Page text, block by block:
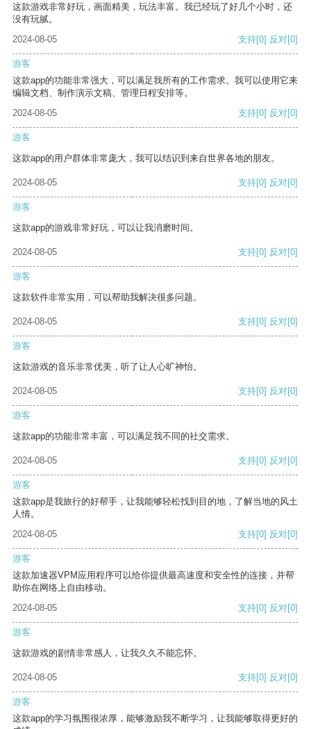
这款游戏非常好玩，画面精美，玩法丰富。我已经玩了好几个小时，还
没有玩腻。
2024-08-05
支持[0] 反对[0]
游客
这款app的功能非常强大，可以满足我所有的工作需求。我可以使用它来
编辑文档、制作演示文稿、管理日程安排等。
2024-08-05
支持[0] 反对[0]
游客
这款app的用户群体非常庞大，我可以结识到来自世界各地的朋友。
2024-08-05 支持[0] 反对[0]
游客
这款app的游戏非常好玩，可以让我消磨时间。
2024-08-05 支持[0] 反对[0]
游客
这款软件非常实用，可以帮助我解决很多问题。
2024-08-05 支持[0] 反对[0]
游客
这款游戏的音乐非常优美，听了让人心旷神怡。
2024-08-05 支持[0] 反对[0]
游客
这款app的功能非常丰富，可以满足我不同的社交需求。
2024-08-05 支持[0] 反对[0]
游客
这款app是我旅行的好帮手，让我能够轻松找到目的地，了解当地的风土
人情。
2024-08-05
支持[0] 反对[0]
游客
这款加速器VPM应用程序可以给你提供最高速度和安全性的连接，并帮
助你在网络上自由移动。
2024-08-05
支持[0] 反对[0]
游客
这款游戏的剧情非常感人，让我久久不能忘怀。
2024-08-05 支持[0] 反对[0]
游客
这款app的学习氛围很浓厚，能够激励我不断学习，让我能够取得更好的